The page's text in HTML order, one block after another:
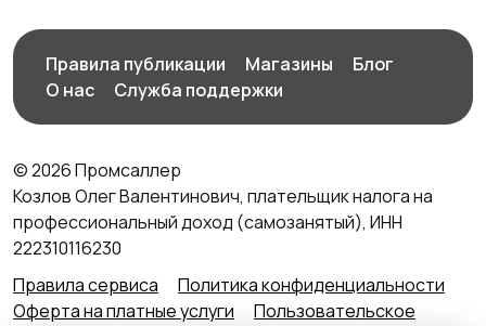
Правила публикации Магазины
Блог
О нас
Служба поддержки
© 2026 Промсаллер
Козлов Олег Валентинович, плательщик налога на
профессиональный доход (самозанятый), ИНН
222310116230
Правила сервиса
Политика конфиденциальности
Оферта на платные услуги
Пользовательское